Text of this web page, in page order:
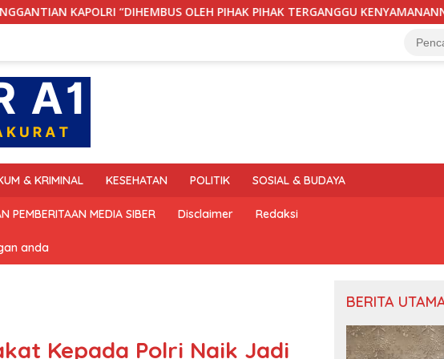
“DIHEMBUS OLEH PIHAK PIHAK TERGANGGU KENYAMANANNYA”
& KRIMINAL KESEHATAN POLITIK SOSIAL & BUDAYA
PEMBERITAAN MEDIA SIBER Disclaimer Redaksi
anda
Kepada Polri Naik Jadi
BERITA